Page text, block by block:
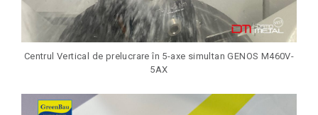
Centrul Vertical de prelucrare în 5-axe simultan GENOS M460V-
5AX